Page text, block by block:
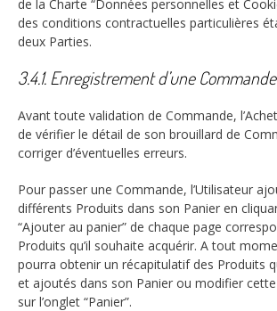
de la Charte “Données personnelles et
des conditions contractuelles particulières
deux Parties.
3.4.1. Enregistrement d’une Commande
Avant toute validation de Commande,
de vérifier le détail de son brouillard de
corriger d’éventuelles erreurs.
Pour passer une Commande, l’Utilisateur
différents Produits dans son Panier en
“Ajouter au panier” de chaque page
Produits qu’il souhaite acquérir. A tout
pourra obtenir un récapitulatif des Produits
et ajoutés dans son Panier ou modifier
sur l’onglet “Panier”.